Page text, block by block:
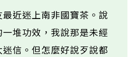
近迷上南非國寶茶。說
堆功效，我說那是未經
信。但怎麼好說歹說都